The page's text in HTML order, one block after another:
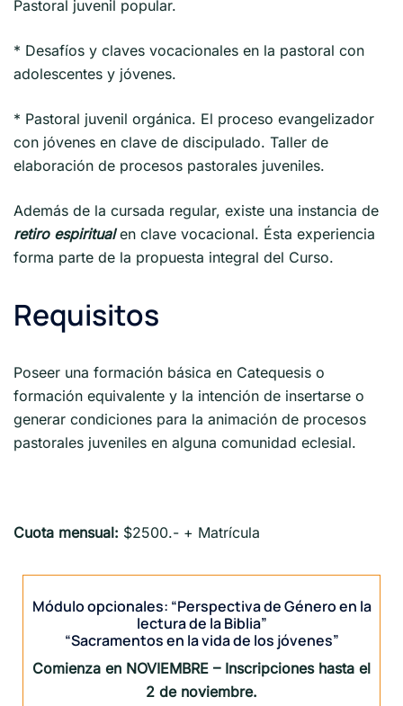
Pastoral juvenil popular.
* Desafíos y claves vocacionales en la pastoral con
adolescentes y jóvenes.
* Pastoral juvenil orgánica. El proceso evangelizador
con jóvenes en clave de discipulado. Taller de
elaboración de procesos pastorales juveniles.
Además de la cursada regular, existe una instancia de
retiro espiritualen clave vocacional. Ésta experiencia
forma parte de la propuesta integral del Curso.
Requisitos
Poseer una formación básica en Catequesis o
formación equivalente y la intención de insertarse o
generar condiciones para la animación de procesos
pastorales juveniles en alguna comunidad eclesial.
Cuota mensual: $2500.- + Matrícula
Módulo opcionales: “Perspectiva de Género en la
lectura de la Biblia”
“Sacramentos en la vida de los jóvenes”
Comienza en NOVIEMBRE – Inscripciones hasta el
2 de noviembre.